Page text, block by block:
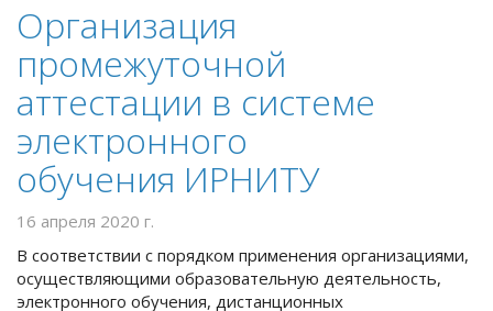
Организация
промежуточной
аттестации в системе
электронного
обучения ИРНИТУ
16 апреля 2020 г.
В соответствии с порядком применения организациями,
осуществляющими образовательную деятельность,
электронного обучения, дистанционных